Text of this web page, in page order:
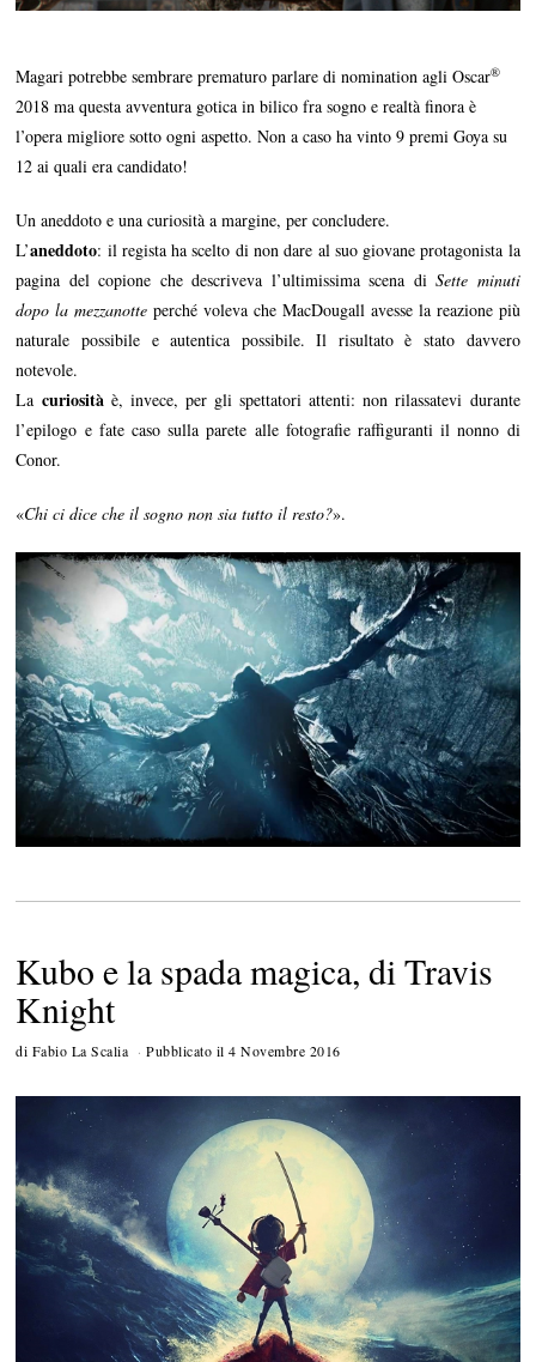
Magari potrebbe sembrare prematuro parlare di nomination agli Oscar®
2018 ma questa avventura gotica in bilico fra sogno e realtà finora è
l’opera migliore sotto ogni aspetto. Non a caso ha vinto 9 premi Goya su
12 ai quali era candidato!
Un aneddoto e una curiosità a margine, per concludere.
L’aneddoto: il regista ha scelto di non dare al suo giovane protagonista la
pagina del copione che descriveva l’ultimissima scena diSette minuti
dopo la mezzanotte perché voleva che MacDougall avesse la reazione più
naturale possibile e autentica possibile. Il risultato è stato davvero
notevole.
La curiositàè, invece, per gli spettatori attenti: non rilassatevi durante
l’epilogo e fate caso sulla parete alle fotografie raffiguranti il nonno di
Conor.
«Chi ci dice che il sogno non sia tutto il resto?».
Kubo e la spada magica, di Travis
Knight
di Fabio La Scalia Pubblicato il 4 Novembre 2016